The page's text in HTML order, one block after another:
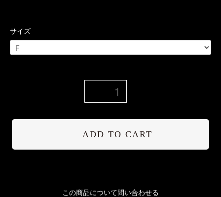
サイズ
ADD TO CART
この商品について問い合わせる